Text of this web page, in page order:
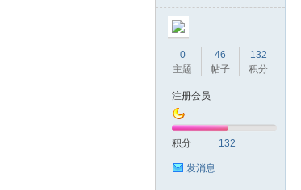
0
主题
46
帖子
132
积分
注册会员
积分 132
发消息